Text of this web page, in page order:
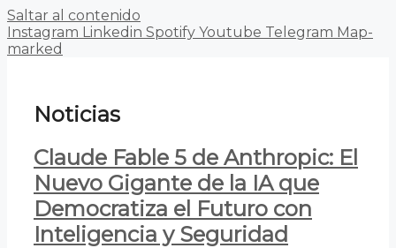
Saltar al contenido
Instagram Linkedin Spotify Youtube Telegram Map-
marked
Noticias
Claude Fable 5 de Anthropic: El
Nuevo Gigante de la IA que
Democratiza el Futuro con
Inteligencia y Seguridad